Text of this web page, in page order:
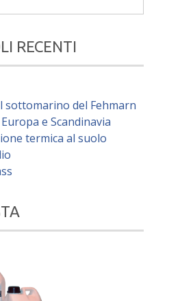
RECENTI
sottomarino del Fehmarn
e Scandinavia
termica al suolo